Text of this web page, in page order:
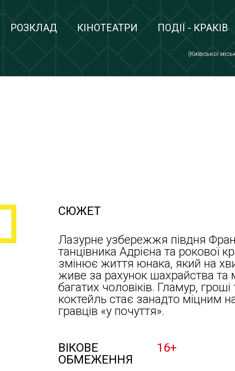
РОЗКЛАД КІНОТЕАТРИ ПОДІЇ - КРАКІВ
(Київської
СЮЖЕТ
Лазурне узбережжя півдня
танцівника Адрієна та рокової
змінює життя юнака, який на
живе за рахунок шахрайства та
багатих чоловіків. Гламур,
коктейль стає занадто міцним
гравців «у почуття».
ВІКОВЕ
ОБМЕЖЕННЯ
16+